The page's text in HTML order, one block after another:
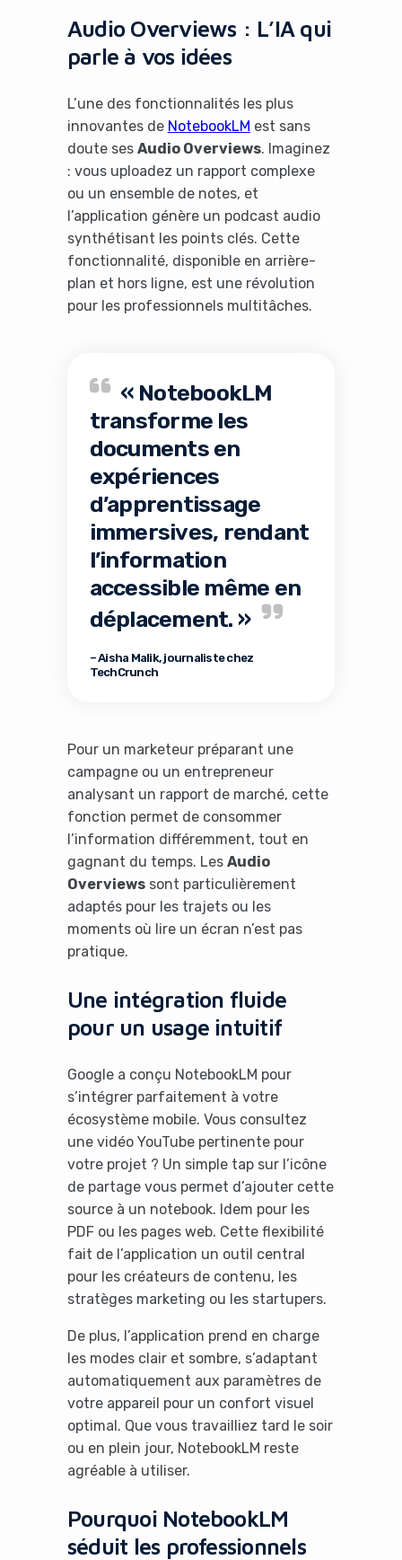
Audio Overviews : L’IA qui
parle à vos idées
L’une des fonctionnalités les plus
innovantes de NotebookLM est sans
doute ses Audio Overviews. Imaginez
: vous uploadez un rapport complexe
ou un ensemble de notes, et
l’application génère un podcast audio
synthétisant les points clés. Cette
fonctionnalité, disponible en arrière-
plan et hors ligne, est une révolution
pour les professionnels multitâches.
« NotebookLM
transforme les
documents en
expériences
d’apprentissage
immersives, rendant
l’information
accessible même en
déplacement. »
– Aisha Malik, journaliste chez
TechCrunch
Pour un marketeur préparant une
campagne ou un entrepreneur
analysant un rapport de marché, cette
fonction permet de consommer
l’information différemment, tout en
gagnant du temps. Les Audio
Overviewssont particulièrement
adaptés pour les trajets ou les
moments où lire un écran n’est pas
pratique.
Une intégration fluide
pour un usage intuitif
Google a conçu NotebookLM pour
s’intégrer parfaitement à votre
écosystème mobile. Vous consultez
une vidéo YouTube pertinente pour
votre projet ? Un simple tap sur l’icône
de partage vous permet d’ajouter cette
source à un notebook. Idem pour les
PDF ou les pages web. Cette flexibilité
fait de l’application un outil central
pour les créateurs de contenu, les
stratèges marketing ou les startupers.
De plus, l’application prend en charge
les modes clair et sombre, s’adaptant
automatiquement aux paramètres de
votre appareil pour un confort visuel
optimal. Que vous travailliez tard le soir
ou en plein jour, NotebookLM reste
agréable à utiliser.
Pourquoi NotebookLM
séduit les professionnels